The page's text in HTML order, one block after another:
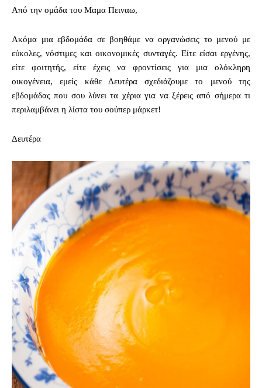
Από την ομάδα του Μαμα Πειναω,
Ακόμα μια εβδομάδα σε βοηθάμε να οργανώσεις το μενού με
εύκολες, νόστιμες και οικονομικές συνταγές. Είτε είσαι εργένης,
είτε φοιτητής, είτε έχεις να φροντίσεις για μια ολόκληρη
οικογένεια, εμείς κάθε Δευτέρα σχεδιάζουμε το μενού της
εβδομάδας που σου λύνει τα χέρια για να ξέρεις από σήμερα τι
περιλαμβάνει η λίστα του σούπερ μάρκετ!
Δευτέρα